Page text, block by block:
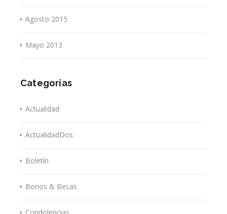
Agosto 2015
Mayo 2013
Categorías
Actualidad
ActualidadDos
Boletín
Bonos & Becas